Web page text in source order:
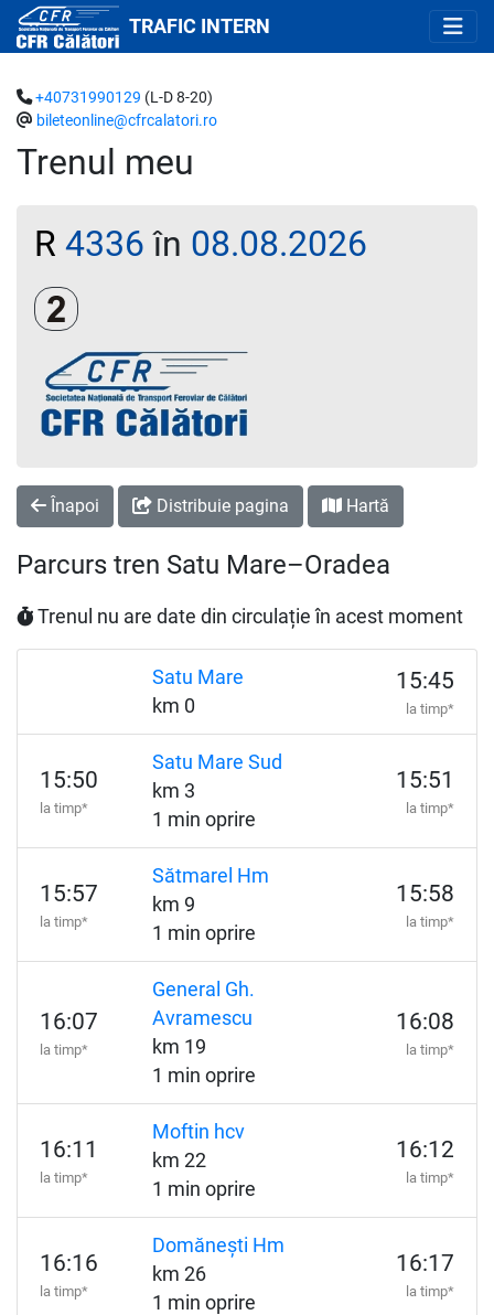
TRAFIC INTERN
Trenul meu
+40731990129 (L-D 8-20)
bileteonline@cfrcalatori.ro
R 4336 în 08.08.2026
Clasa a 2-a
Înapoi Distribuie pagina Hartă
Parcurs tren Satu Mare–Oradea
Trenul nu are date din circulație în acest moment
Satu Mare
km 0
15:45
la timp*
15:50
la timp*
Satu Mare Sud
km 3
1 min oprire
15:51
la timp*
15:57
la timp*
Sătmarel Hm
km 9
1 min oprire
15:58
la timp*
16:07
la timp*
General Gh.
Avramescu
km 19
1 min oprire
16:08
la timp*
16:11
la timp*
Moftin hcv
km 22
1 min oprire
16:12
la timp*
16:16
la timp*
Domănești Hm
km 26
1 min oprire
16:17
la timp*